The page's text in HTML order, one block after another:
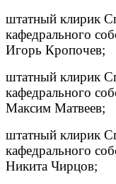
штатный клирик
кафедрального
Игорь Кропочев;
штатный клирик
кафедрального
Максим Матвеев;
штатный клирик
кафедрального
Никита Чирцов;